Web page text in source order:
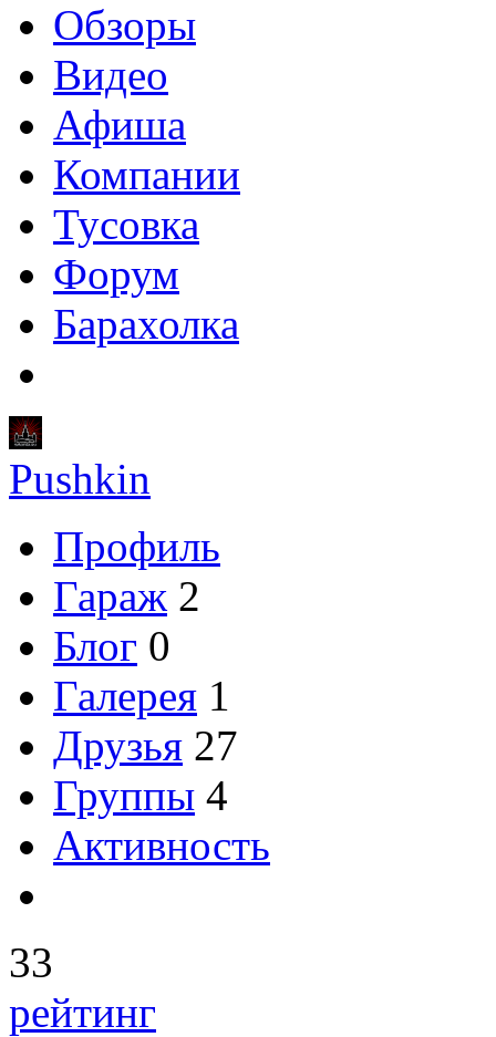
Обзоры
Видео
Афиша
Компании
Тусовка
Форум
Барахолка
Pushkin
Профиль
Гараж 2
Блог 0
Галерея 1
Друзья 27
Группы 4
Активность
33
рейтинг